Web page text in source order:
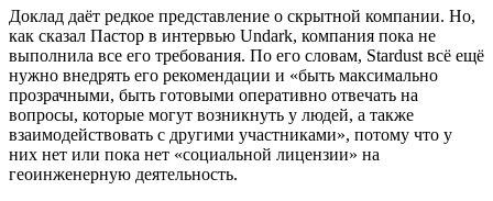
Доклад даёт редкое представление о скрытной компании. Но,
как сказал Пастор в интервью Undark, компания пока не
выполнила все его требования. По его словам, Stardust всё ещё
нужно внедрять его рекомендации и «быть максимально
прозрачными, быть готовыми оперативно отвечать на
вопросы, которые могут возникнуть у людей, а также
взаимодействовать с другими участниками», потому что у
них нет или пока нет «социальной лицензии» на
геоинженерную деятельность.